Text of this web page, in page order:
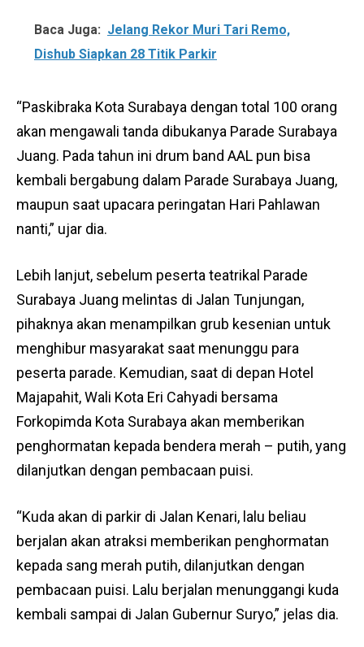
Baca Juga: Jelang Rekor Muri Tari Remo,
Dishub Siapkan 28 Titik Parkir
“Paskibraka Kota Surabaya dengan total 100 orang
akan mengawali tanda dibukanya Parade Surabaya
Juang. Pada tahun ini drum band AAL pun bisa
kembali bergabung dalam Parade Surabaya Juang,
maupun saat upacara peringatan Hari Pahlawan
nanti,” ujar dia.
Lebih lanjut, sebelum peserta teatrikal Parade
Surabaya Juang melintas di Jalan Tunjungan,
pihaknya akan menampilkan grub kesenian untuk
menghibur masyarakat saat menunggu para
peserta parade. Kemudian, saat di depan Hotel
Majapahit, Wali Kota Eri Cahyadi bersama
Forkopimda Kota Surabaya akan memberikan
penghormatan kepada bendera merah – putih, yang
dilanjutkan dengan pembacaan puisi.
“Kuda akan di parkir di Jalan Kenari, lalu beliau
berjalan akan atraksi memberikan penghormatan
kepada sang merah putih, dilanjutkan dengan
pembacaan puisi. Lalu berjalan menunggangi kuda
kembali sampai di Jalan Gubernur Suryo,” jelas dia.